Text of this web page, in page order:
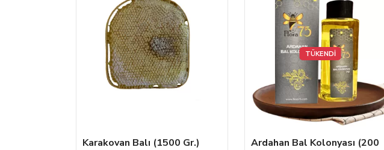
Karakovan Balı (1500 Gr.)
TÜKENDİ
Ardahan Bal Kolonyası (200